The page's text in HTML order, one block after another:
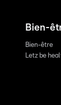
Bien-
Bien-être
Letz be